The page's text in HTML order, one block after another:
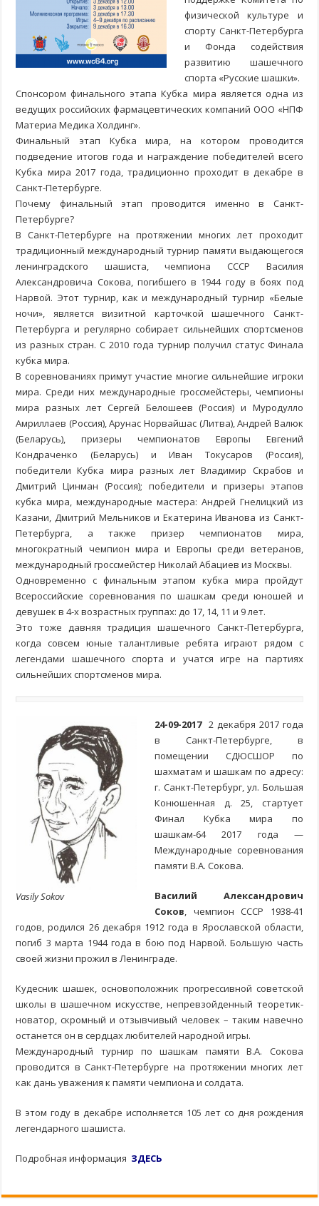
физической культуре и
спорту Санкт-Петербурга
и Фонда содействия
развитию шашечного
спорта «Русские шашки».
Спонсором финального этапа Кубка мира является одна из
ведущих российских фармацевтических компаний ООО «НПФ
Материа Медика Холдинг».
Финальный этап Кубка мира, на котором проводится
подведение итогов года и награждение победителей всего
Кубка мира 2017 года, традиционно проходит в декабре в
Санкт-Петербурге.
Почему финальный этап проводится именно в Санкт-
Петербурге?
В Санкт-Петербурге на протяжении многих лет проходит
традиционный международный турнир памяти выдающегося
ленинградского шашиста, чемпиона СССР Василия
Александровича Сокова, погибшего в 1944 году в боях под
Нарвой. Этот турнир, как и международный турнир «Белые
ночи», является визитной карточкой шашечного Санкт-
Петербурга и регулярно собирает сильнейших спортсменов
из разных стран. С 2010 года турнир получил статус Финала
кубка мира.
В соревнованиях примут участие многие сильнейшие игроки
мира. Среди них международные гроссмейстеры, чемпионы
мира разных лет Сергей Белошеев (Россия) и Муродулло
Амриллаев (Россия), Арунас Норвайшас (Литва), Андрей Валюк
(Беларусь), призеры чемпионатов Европы Евгений
Кондраченко (Беларусь) и Иван Токусаров (Россия),
победители Кубка мира разных лет Владимир Скрабов и
Дмитрий Цинман (Россия); победители и призеры этапов
кубка мира, международные мастера: Андрей Гнелицкий из
Казани, Дмитрий Мельников и Екатерина Иванова из Санкт-
Петербурга, а также призер чемпионатов мира,
многократный чемпион мира и Европы среди ветеранов,
международный гроссмейстер Николай Абациев из Москвы.
Одновременно с финальным этапом кубка мира пройдут
Всероссийские соревнования по шашкам среди юношей и
девушек в 4-х возрастных группах: до 17, 14, 11 и 9 лет.
Это тоже давняя традиция шашечного Санкт-Петербурга,
когда совсем юные талантливые ребята играют рядом с
легендами шашечного спорта и учатся игре на партиях
сильнейших спортсменов мира.
Vasily Sokov
24-09-20172 декабря 2017 года
в Санкт-Петербурге, в
помещении СДЮСШОР по
шахматам и шашкам по адресу:
г. Санкт-Петербург, ул. Большая
Конюшенная д. 25, стартует
Финал Кубка мира по
шашкам-64 2017 года —
Международные соревнования
памяти В.А. Сокова.
Василий Александрович
Соков, чемпион СССР 1938-41
годов, родился 26 декабря 1912 года в Ярославской области,
погиб 3 марта 1944 года в бою под Нарвой. Большую часть
своей жизни прожил в Ленинграде.
Кудесник шашек, основоположник прогрессивной советской
школы в шашечном искусстве, непревзойденный теоретик-
новатор, скромный и отзывчивый человек – таким навечно
останется он в сердцах любителей народной игры.
Международный турнир по шашкам памяти В.А. Сокова
проводится в Санкт-Петербурге на протяжении многих лет
как дань уважения к памяти чемпиона и солдата.
В этом году в декабре исполняется 105 лет со дня рождения
легендарного шашиста.
Подробная информация ЗДЕСЬ